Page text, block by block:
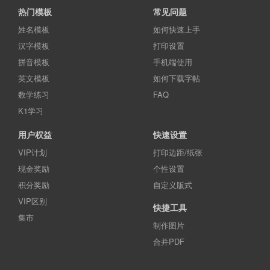
热门模板
姓名模板
汉字模板
拼音模板
英文模板
数学练习
K1学习
常见问题
如何快速上手
打印设置
手机端使用
如何下载字帖
FAQ
用户权益
VIP计划
现金奖励
积分奖励
VIP区别
集市
快速设置
打印边距/纸张
个性设置
自定义版式
快捷工具
制作图片
合并PDF